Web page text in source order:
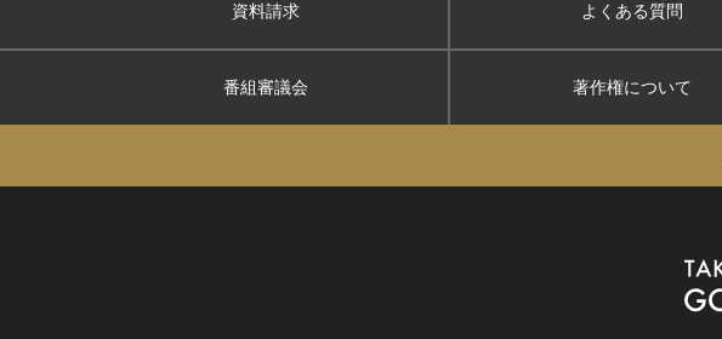
資料請求 よくある質問
番組審議会 著作権について